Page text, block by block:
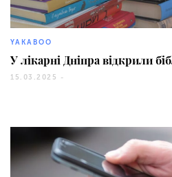
YAKABOO
У лікарні Дніпра відкрили
15.03.2025 -